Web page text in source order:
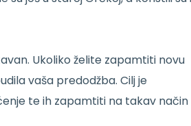
Ukoliko želite zapamtiti novu
vaša predodžba. Cilj je
te ih zapamtiti na takav način